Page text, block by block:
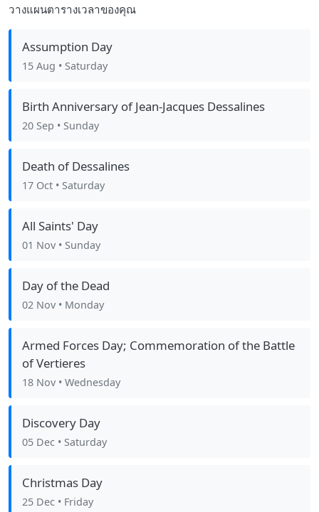
วางแผนตารางเวลาของคุณ
Assumption Day
15 Aug • Saturday
Birth Anniversary of Jean-Jacques Dessalines
20 Sep • Sunday
Death of Dessalines
17 Oct • Saturday
All Saints' Day
01 Nov • Sunday
Day of the Dead
02 Nov • Monday
Armed Forces Day; Commemoration of the Battle
of Vertieres
18 Nov • Wednesday
Discovery Day
05 Dec • Saturday
Christmas Day
25 Dec • Friday